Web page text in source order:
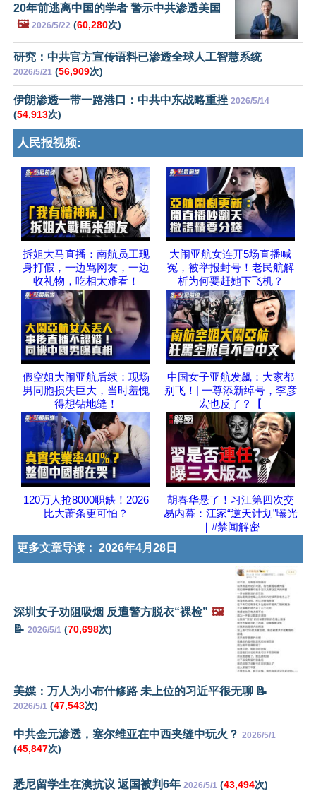
20年前逃离中国的学者 警示中共渗透美国
🖼️ 2026/5/22 (60,280次)
研究：中共官方宣传语料已渗透全球人工智慧系统
2026/5/21 (56,909次)
伊朗渗透一带一路港口：中共中东战略重挫 2026/5/14
(54,913次)
人民报视频:
拆姐大马直播：南航员工现
身打假，一边骂网友，一边
收礼物，吃相太难看！
大闹亚航女连开5场直播喊
冤，被举报封号！老民航解
析为何要赶她下飞机？
假空姐大闹亚航后续：现场
男同胞损失巨大，当时羞愧
得想钻地缝！
中国女子亚航发飙：大家都
别飞！| 一尊添新绰号，李彦
宏也反了？【
120万人抢8000职缺！2026
比大萧条更可怕？
胡春华悬了！习江第四次交
易内幕：江家“逆天计划”曝光
｜#禁闻解密
更多文章导读： 2026年4月28日
深圳女子劝阻吸烟 反遭警方脱衣“裸检” 🖼️
📝 2026/5/1 (70,698次)
美媒：万人为小布什修路 未上位的习近平很无聊 📝
2026/5/1 (47,543次)
中共金元渗透，塞尔维亚在中西夹缝中玩火？ 2026/5/1
(45,847次)
悉尼留学生在澳抗议 返国被判6年 2026/5/1 (43,494次)